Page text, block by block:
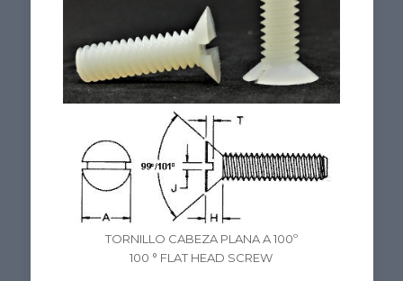
TORNILLO CABEZA PLANA A 100º
100 ° FLAT HEAD SCREW